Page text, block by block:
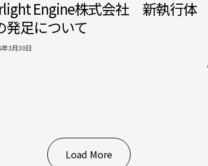
Engine株式会社 新執行体
発足について
年3月30日
Load More